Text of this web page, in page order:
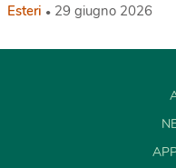
Esteri 29 giugno 2026